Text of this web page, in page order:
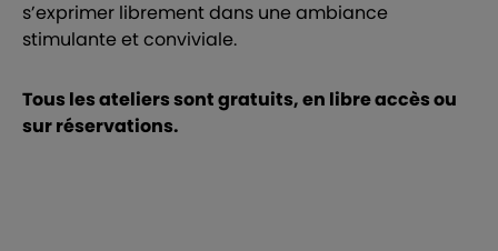
s’exprimer librement dans une ambiance
stimulante et conviviale.
Tous les ateliers sont gratuits, en libre accès ou
sur réservations.